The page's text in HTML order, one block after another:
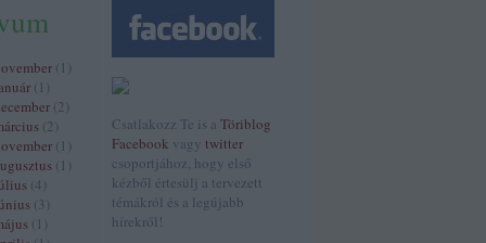
Csatlakozz Te is a Töriblog
Facebook vagy twitter
csoportjához, hogy első
kézből értesülj a tervezett
témákról és a legújabb
hírekről!
( 1 )
( 1 )
(2 )
(2 )
( 1 )
( 1 )
(4)
(3 )
( 1 )